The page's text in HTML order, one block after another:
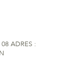
08 ADRES :